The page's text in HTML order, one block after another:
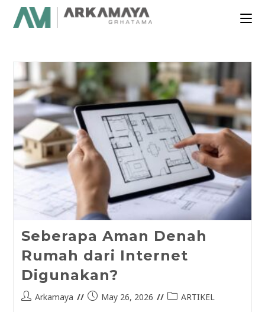
Seberapa Aman Denah
Rumah dari Internet
Digunakan?
Arkamaya May 26, 2026 ARTIKEL